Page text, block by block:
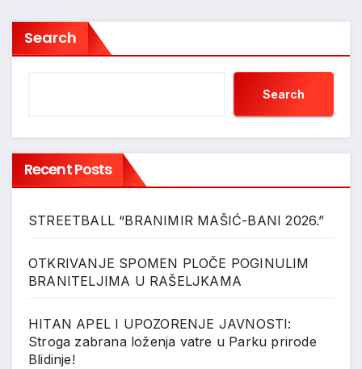
Search
Search
Recent Posts
STREETBALL “BRANIMIR MAŠIĆ-BANI 2026.”
OTKRIVANJE SPOMEN PLOČE POGINULIM
BRANITELJIMA U RAŠELJKAMA
HITAN APEL I UPOZORENJE JAVNOSTI:
Stroga zabrana loženja vatre u Parku prirode
Blidinje!